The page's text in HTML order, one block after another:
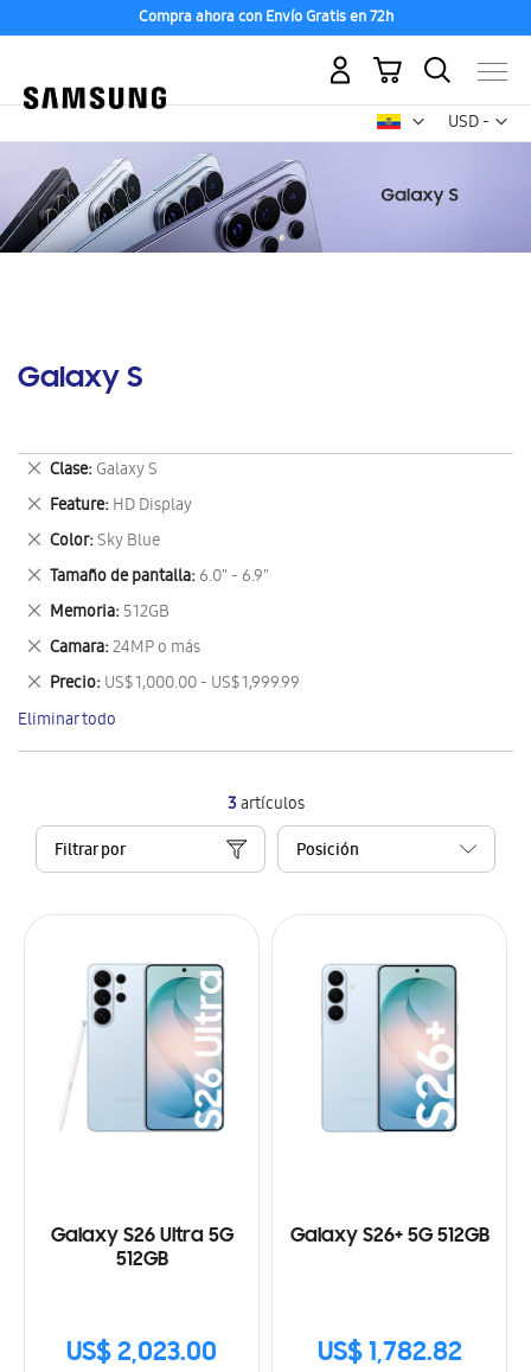
Compra ahora con Envío Gratis en 72h
USD -
dólar
Mi carrito
Galaxy S
3artículos
Filtrar por
Galaxy S26 Ultra 5G
512GB
US$ 2,023.00
Galaxy S26+ 5G 512GB
US$ 1,782.82
Clase Galaxy S
Eliminar
este
artículo
Feature HD Display
Eliminar
este
artículo
Color Sky Blue
Eliminar
este
artículo
Tamaño de pantalla 6.0" - 6.9"
Eliminar
este
artículo
Memoria 512GB
Eliminar
este
artículo
Camara 24MP o más
Eliminar
este
artículo
Precio US$ 1,000.00 - US$ 1,999.99
Eliminar
este
artículo
Eliminar todo